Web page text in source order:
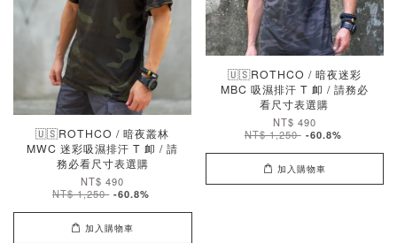
🇺🇸ROTHCO / 暗夜叢林
MWC 迷彩吸濕排汗 T 卹 / 請
務必看尺寸表選購
NT$ 490
NT$ 1,250 -60.8%
加入購物車
🇺🇸ROTHCO / 暗夜迷彩
MBC 吸濕排汗 T 卹 / 請務必
看尺寸表選購
NT$ 490
NT$ 1,250 -60.8%
加入購物車